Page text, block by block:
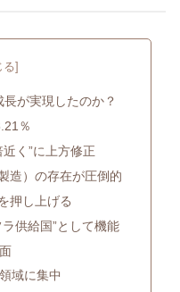
が実現したのか？
％
く”に上方修正
造）の存在が圧倒的
押し上げる
供給国”として機能
域に集中